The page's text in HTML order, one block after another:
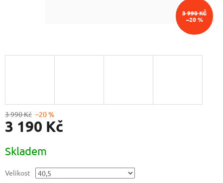
3 990 KČ
–20 %
3 990 Kč –20 %
3 190 Kč
cena:
Skladem
Velikost